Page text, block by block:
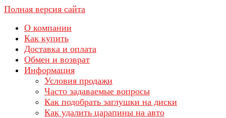
Полная версия сайта
О компании
Как купить
Доставка и оплата
Обмен и возврат
Информация
Условия продажи
Часто задаваемые вопросы
Как подобрать заглушки на диски
Как удалить царапины на авто